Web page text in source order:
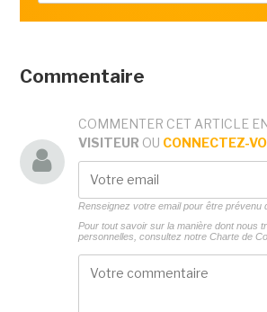
Commentaire
COMMENTER CET ARTICLE
VISITEUR OU CONNECTEZ-
Renseignez votre email pour être prévenu
Pour tout savoir sur la manière dont nous
personnelles, consultez notre Charte de